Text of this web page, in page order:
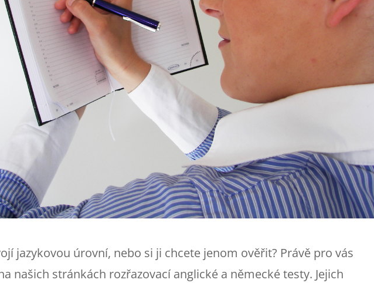
jazykovou úrovní, nebo si ji chcete jenom ověřit? Právě pro vás
našich stránkách rozřazovací anglické a německé testy. Jejich